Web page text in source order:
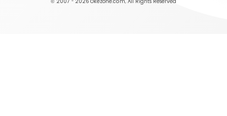
© 2007 - 2026 Okezone.com, All Rights Reserved